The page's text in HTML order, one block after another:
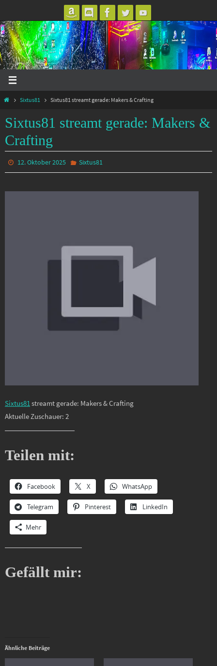
Inhalt
springen
StartSixtus81 Sixtus81 streamt gerade: Makers & Crafting
Sixtus81 streamt gerade: Makers &
Crafting
12. Oktober 2025 Sixtus81
Sixtus81streamt gerade: Makers & Crafting
Aktuelle Zuschauer: 2
Teilen mit:
Facebook X WhatsApp
Telegram Pinterest LinkedIn
Mehr
Gefällt mir:
Ähnliche Beiträge